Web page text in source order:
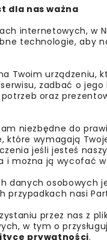
branżowe,
oferty i
zPolityką Prywatności
na podany
w postaci
dla nas ważna
internetowych, w
technologie, aby
Twoim urządzeniu,
zadbać o
oraz
niezbędne do
które wymagają
jeśli jesteś
i można ją wycofać
danych osobowych
przypadkach nasi
przez nas z
w tym o
prywatności.